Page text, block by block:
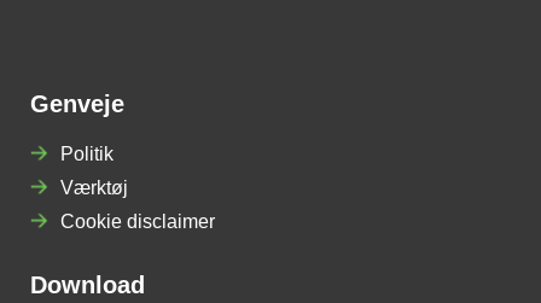
Genveje
Politik
Værktøj
Cookie disclaimer
Download